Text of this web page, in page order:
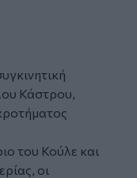
Κάστρου,
του Κούλε και
οι